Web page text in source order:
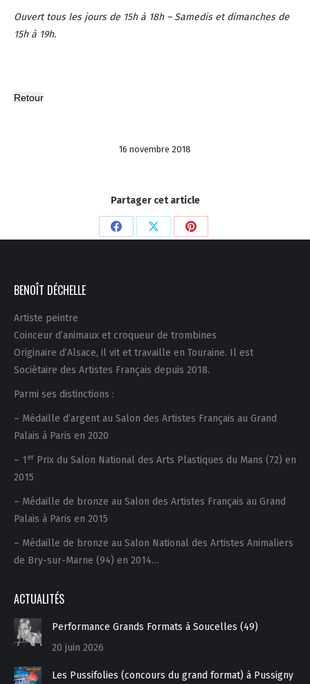
Ouvert tous les jours de 15h à 18h – Samedis et dimanches de
15h à 19h.
16 novembre 2018
Partager cet article
PartagerPartagerPartager
BENOÎT DÉCHELLE
Artiste peintre
Coinceur d’animaux et croqueur de trombines
Originaire d’Alsace, il vit et travaille en Touraine. Il est
Sociétaire des Artistes Français depuis 2018.
Parmi ses distinctions :
– Médaille d’argent au Salon des Artistes Français au Grand
Palais à Paris en 2020
– 1 er Prix du Salon National des Arts Plastiques du Mans (72) en
2015
– Médaille de bronze au Salon des Artistes Français au Grand
Palais à Paris en 2015
– Médaille de bronze au Salon National des Artistes Animaliers
de Bry-sur-Marne (94) en 2014…
ACTUALITÉS
Performance Grands Formats à Soucelles (49)
20 juin 2026
Les Pussifolies (concours du grand format) à Pussigny